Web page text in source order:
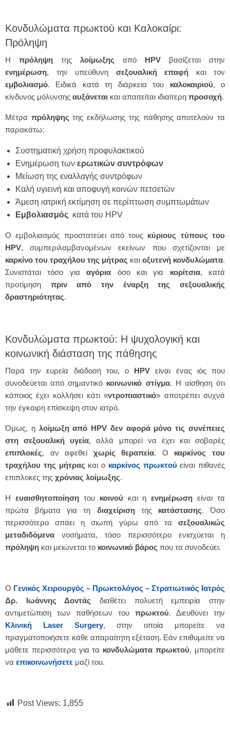
Κονδυλώματα πρωκτού και Καλοκαίρι:
Πρόληψη
Η πρόληψη της λοίμωξης από HPV βασίζεται στην
ενημέρωση, την υπεύθυνη σεξουαλική επαφή και τον
εμβολιασμό. Ειδικά κατά τη διάρκεια του καλοκαιριού, ο
κίνδυνος μόλυνσης αυξάνεται και απαιτείται ιδιαίτερη προσοχή.
Μέτρα πρόληψηςτης εκδήλωσης της πάθησης αποτελούν τα
παρακάτω:
Συστηματική χρήση προφυλακτικού
Ενημέρωση των ερωτικών συντρόφων
Μείωση της εναλλαγής συντρόφων
Καλή υγιεινή και αποφυγή κοινών πετσετών
Άμεση ιατρική εκτίμηση σε περίπτωση συμπτωμάτων
Εμβολιασμός κατά του HPV
Ο εμβολιασμός προστατεύει από τους κύριους τύπους του
HPV, συμπεριλαμβανομένων εκείνων που σχετίζονται με
καρκίνο του τραχήλου της μήτρας και οξυτενή κονδυλώματα.
Συνιστάται τόσο γιααγόρια όσο και για κορίτσια, κατά
προτίμηση πριν από την έναρξη της
σεξουαλικής
δραστηριότητας.
Κονδυλώματα πρωκτού: Η ψυχολογική και
κοινωνική διάσταση της πάθησης
Παρά την ευρεία διάδοσή του, ο HPVείναι ένας ιός που
συνοδεύεται από σημαντικό κοινωνικό στίγμα. Η αίσθηση ότι
κάποιος έχει κολλήσει κάτι «ντροπιαστικό» αποτρέπει συχνά
την έγκαιρη επίσκεψη στον ιατρό.
Όμως, η λοίμωξη από HPV δεν αφορά μόνο τις συνέπειες
στη σεξουαλική υγεία, αλλά μπορεί να έχει και σοβαρές
επιπλοκές, αν αφεθεί χωρίς θεραπεία. Ο καρκίνος του
τραχήλου της μήτρας και ο καρκίνος πρωκτού είναι πιθανές
επιπλοκές της χρόνιας λοίμωξης.
Η ευαισθητοποίησητου κοινού και ηενημέρωση είναι τα
πρώτα βήματα για τη διαχείρισητης κατάστασης. Όσο
περισσότερο σπάει η σιωπή γύρω από τα σεξουαλικώς
μεταδιδόμενα νοσήματα, τόσο περισσότερο ενισχύεται η
πρόληψη και μειώνεται το κοινωνικό βάρος που τα συνοδεύει.
Ο Γενικός Χειρουργός – Πρωκτολόγος – Στρατιωτικός Ιατρός
Δρ. Ιωάννης Δοντάς διαθέτει πολυετή εμπειρία στην
αντιμετώπιση των παθήσεων του πρωκτού. Διευθύνει την
Κλινική Laser Surgery, στην οποία μπορείτε να
πραγματοποιήσετε κάθε απαραίτητη εξέταση. Εάν επιθυμείτε να
μάθετε περισσότερα για τα κονδυλώματα πρωκτού, μπορείτε
να επικοινωνήσετε μαζί του.
Post Views: 1,855